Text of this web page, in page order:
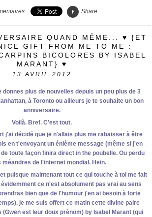
Share
QUAND MÊME... ♥ {ET
GIFT FROM ME TO ME :
BICOLORES BY ISABEL
MARANT} ♥
13 AVRIL 2012
donnes plus de nouvelles depuis un peu plus de 3
à Toronto ou ailleurs je te souhaite un bon
anniversaire.
Voilà. Bref. C'est tout.
j'ai décidé que je n'allais plus me rabaisser à être
en t'envoyant un énième message (même si j'en
toute façon finira direct in the poubelle. Ou perdu
méandres de l'internet mondial. Hein.
puisque maintenant tout ce qui touche à toi me fait
ce n'est absolument pas vrai au sens
bien que de l'humour j'en ai besoin à forte
je me suis offert ce matin cette divine paire
est leur doux prénom) by Isabel Marant (qui